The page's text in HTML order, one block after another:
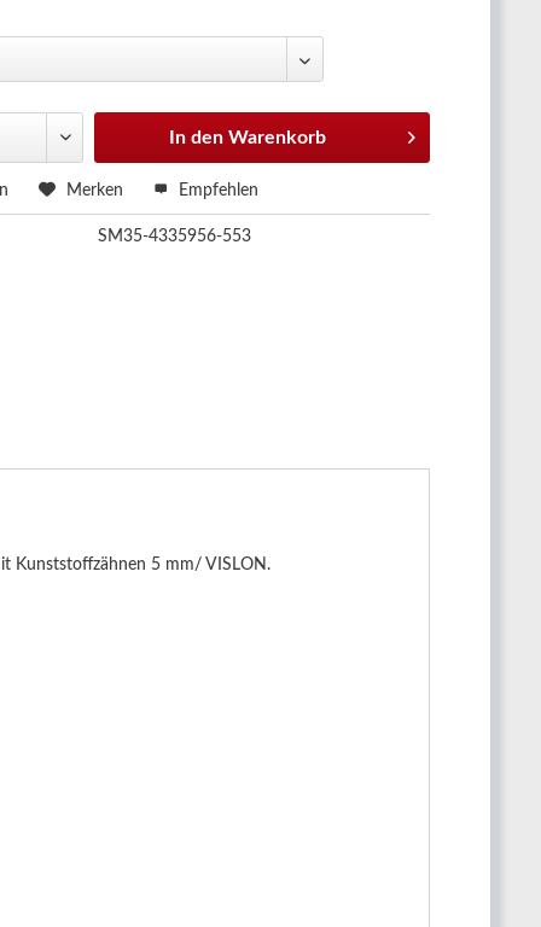
In den Warenkorb
Merken Empfehlen
SM35-4335956-553
Kunststoffzähnen 5 mm/ VISLON.